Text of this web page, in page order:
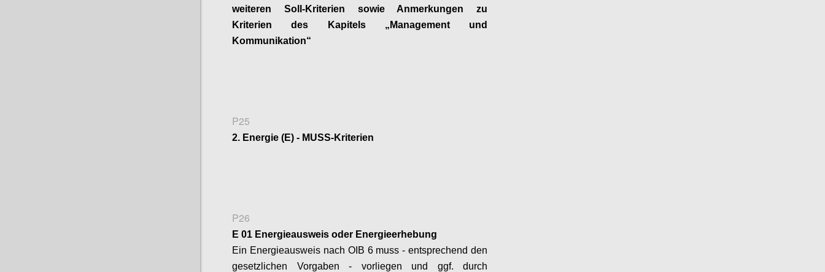
weiteren Soll-Kriterien sowie Anmerkungen zu
Kriterien des Kapitels „Management und
Kommunikation“
P25
2. Energie (E) - MUSS-Kriterien
P26
E 01 Energieausweis oder Energieerhebung
Ein Energieausweis nach OIB 6 muss - entsprechend den
gesetzlichen Vorgaben - vorliegen und ggf. durch